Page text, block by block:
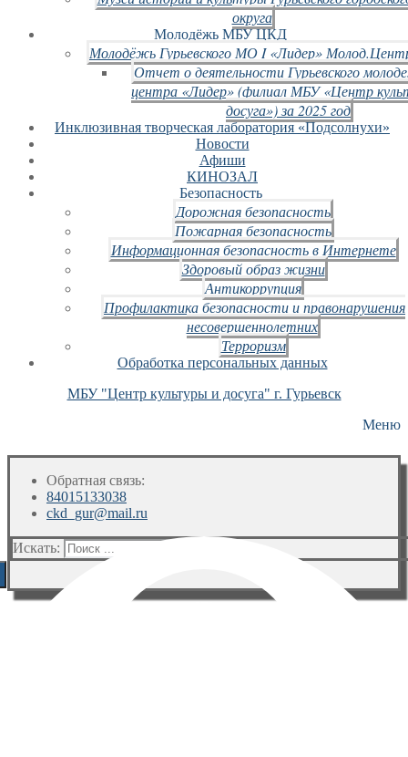
округа
Молодёжь МБУ ЦКД
Молодёжь Гурьевского МО I «Лидер»
Отчет о деятельности Гурьевского
центра «Лидер» (филиал МБУ «Центр
досуга») за 2025 год
Инклюзивная творческая лаборатория «Подсолнухи»
Новости
Афиши
КИНОЗАЛ
Безопасность
Дорожная безопасность
Пожарная безопасность
Информационная безопасность в Интернете
Здоровый образ жизни
Антикоррупция
Профилактика безопасности и правонарушения
несовершеннолетних
Терроризм
Обработка персональных данных
МБУ "Центр культуры и досуга" г. Гурьевск
Меню
Обратная связь:
84015133038
ckd_gur@mail.ru
Искать: